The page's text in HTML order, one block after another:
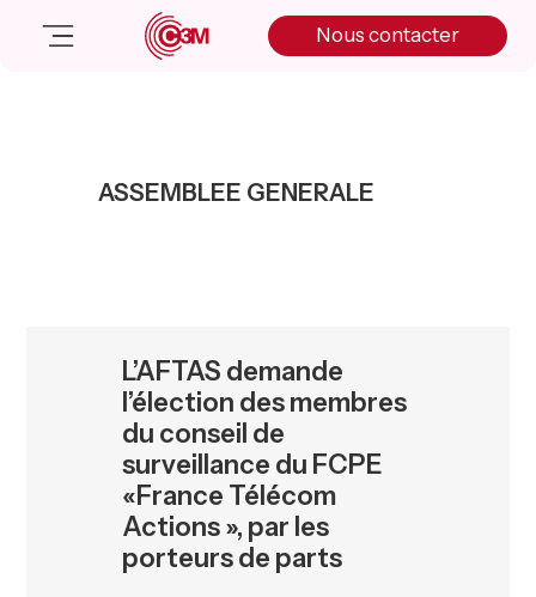
Nous contacter
Salle de presse
Nous contacter
ASSEMBLEE GENERALE
L’AFTAS demande
l’élection des membres
du conseil de
surveillance du FCPE
«France Télécom
Actions », par les
porteurs de parts